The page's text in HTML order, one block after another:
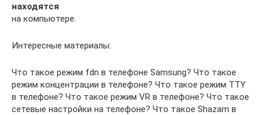
находятся
на компьютере.
Интересные материалы:
Что такое режим fdn в телефоне Samsung? Что такое
режим концентрации в телефоне? Что такое режим TTY
в телефоне? Что такое режим VR в телефоне? Что такое
сетевые настройки на телефоне? Что такое Shazam в